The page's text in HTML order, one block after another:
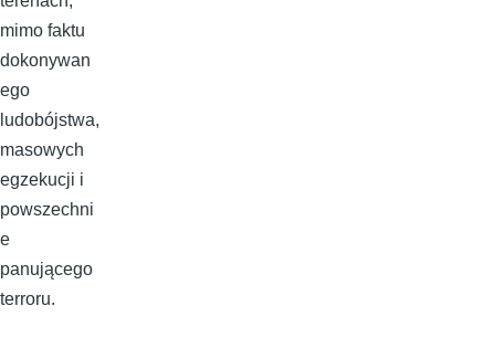
mimo faktu
dokonywan
ego
ludobójstwa,
masowych
egzekucji i
powszechni
e
panującego
terroru.